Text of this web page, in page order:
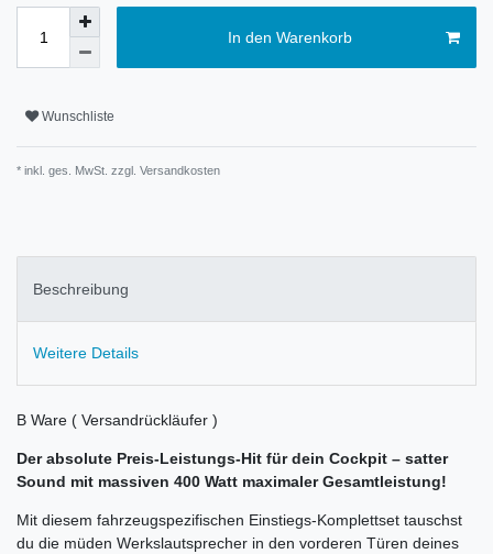
In den Warenkorb
Wunschliste
* inkl. ges. MwSt. zzgl. Versandkosten
Beschreibung
Weitere Details
B Ware ( Versandrückläufer )
Der absolute Preis-Leistungs-Hit für dein Cockpit – satter
Sound mit massiven 400 Watt maximaler Gesamtleistung!
Mit diesem fahrzeugspezifischen Einstiegs-Komplettset tauschst
du die müden Werkslautsprecher in den vorderen Türen deines